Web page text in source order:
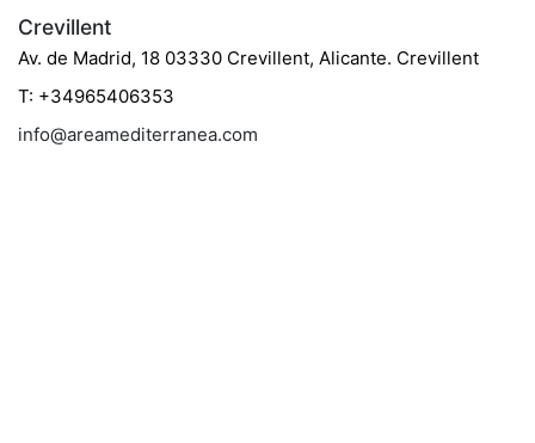
Crevillent
Av. de Madrid, 18 03330 Crevillent, Alicante. Crevillent
T: +34965406353
info@areamediterranea.com